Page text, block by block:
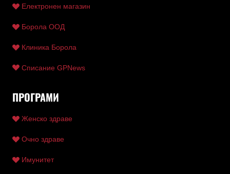
Електронен магазин
Борола ООД
Клиника Борола
Списание GPNews
ПРОГРАМИ
Женско здраве
Очно здраве
Имунитет